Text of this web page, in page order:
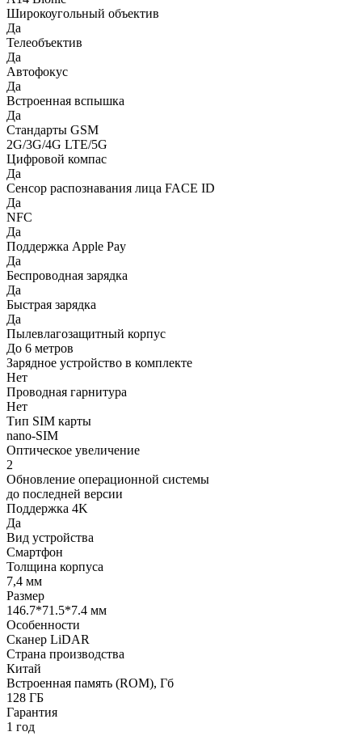
Широкоугольный объектив
Да
Телеобъектив
Да
Автофокус
Да
Встроенная вспышка
Да
Стандарты GSM
2G/3G/4G LTE/5G
Цифровой компас
Да
Сенсор распознавания лица FACE ID
Да
NFC
Да
Поддержка Apple Pay
Да
Беспроводная зарядка
Да
Быстрая зарядка
Да
Пылевлагозащитный корпус
До 6 метров
Зарядное устройство в комплекте
Нет
Проводная гарнитура
Нет
Тип SIM карты
nano-SIM
Оптическое увеличение
2
Обновление операционной системы
до последней версии
Поддержка 4K
Да
Вид устройства
Смартфон
Толщина корпуса
7,4 мм
Размер
146.7*71.5*7.4 мм
Особенности
Сканер LiDAR
Страна производства
Китай
Встроенная память (ROM), Гб
128 ГБ
Гарантия
1 год